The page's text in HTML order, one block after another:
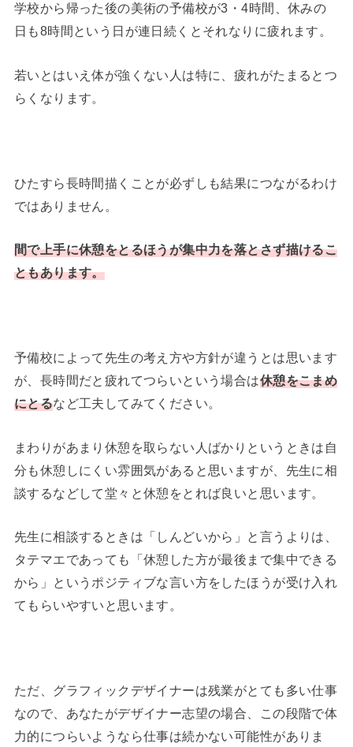
学校から帰った後の美術の予備校が3・4時間、休みの
日も8時間という日が連日続くとそれなりに疲れます。
若いとはいえ体が強くない人は特に、疲れがたまるとつ
らくなります。
ひたすら長時間描くことが必ずしも結果につながるわけ
ではありません。
間で上手に休憩をとるほうが集中力を落とさず描けるこ
ともあります。
予備校によって先生の考え方や方針が違うとは思います
が、長時間だと疲れてつらいという場合は休憩をこまめ
にとるなど工夫してみてください。
まわりがあまり休憩を取らない人ばかりというときは自
分も休憩しにくい雰囲気があると思いますが、先生に相
談するなどして堂々と休憩をとれば良いと思います。
先生に相談するときは「しんどいから」と言うよりは、
タテマエであっても「休憩した方が最後まで集中できる
から」というポジティブな言い方をしたほうが受け入れ
てもらいやすいと思います。
ただ、グラフィックデザイナーは残業がとても多い仕事
なので、あなたがデザイナー志望の場合、この段階で体
力的につらいようなら仕事は続かない可能性がありま